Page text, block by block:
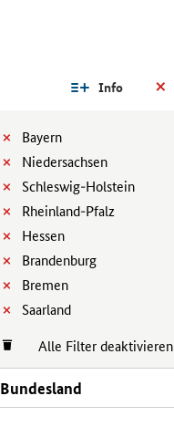
Info
Bayern
Niedersachsen
Schleswig-Holstein
Rheinland-Pfalz
Hessen
Brandenburg
Bremen
Saarland
Alle Filter deaktivieren
Bundesland